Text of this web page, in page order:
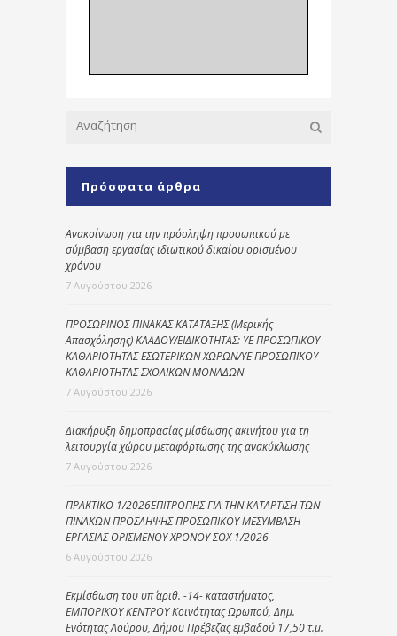
Πρόσφατα άρθρα
Ανακοίνωση για την πρόσληψη προσωπικού με
σύμβαση εργασίας ιδιωτικού δικαίου ορισμένου
χρόνου
7 Αυγούστου 2026
ΠΡΟΣΩΡΙΝΟΣ ΠΙΝΑΚΑΣ ΚΑΤΑΤΑΞΗΣ (Μερικής
Απασχόλησης) ΚΛΑΔΟΥ/ΕΙΔΙΚΟΤΗΤΑΣ: ΥΕ ΠΡΟΣΩΠΙΚΟΥ
ΚΑΘΑΡΙΟΤΗΤΑΣ ΕΣΩΤΕΡΙΚΩΝ ΧΩΡΩΝ/ΥΕ ΠΡΟΣΩΠΙΚΟΥ
ΚΑΘΑΡΙΟΤΗΤΑΣ ΣΧΟΛΙΚΩΝ ΜΟΝΑΔΩΝ
7 Αυγούστου 2026
Διακήρυξη δημοπρασίας μίσθωσης ακινήτου για τη
λειτουργία χώρου μεταφόρτωσης της ανακύκλωσης
7 Αυγούστου 2026
ΠΡΑΚΤΙΚΟ 1/2026ΕΠΙΤΡΟΠΗΣ ΓΙΑ ΤΗΝ ΚΑΤΑΡΤΙΣΗ ΤΩΝ
ΠΙΝΑΚΩΝ ΠΡΟΣΛΗΨΗΣ ΠΡΟΣΩΠΙΚΟΥ ΜΕΣΥΜΒΑΣΗ
ΕΡΓΑΣΙΑΣ ΟΡΙΣΜΕΝΟΥ ΧΡΟΝΟΥ ΣΟΧ 1/2026
6 Αυγούστου 2026
Εκμίσθωση του υπ΄ αριθ. -14- καταστήματος,
ΕΜΠΟΡΙΚΟΥ ΚΕΝΤΡΟΥ Κοινότητας Ωρωπού, Δημ.
Ενότητας Λούρου, Δήμου Πρέβεζας εμβαδού 17,50 τ.μ.